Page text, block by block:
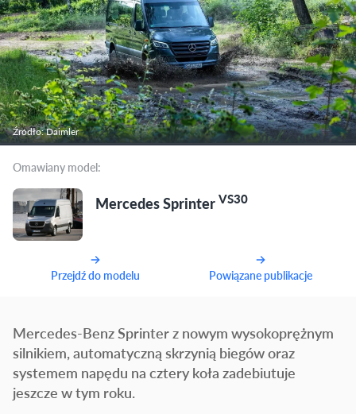
Źródło: Daimler
Omawiany model:
Mercedes SprinterVS30
Przejdź do modelu Powiązane publikacje
Mercedes-Benz Sprinter z nowym wysokoprężnym
silnikiem, automatyczną skrzynią biegów oraz
systemem napędu na cztery koła zadebiutuje
jeszcze w tym roku.